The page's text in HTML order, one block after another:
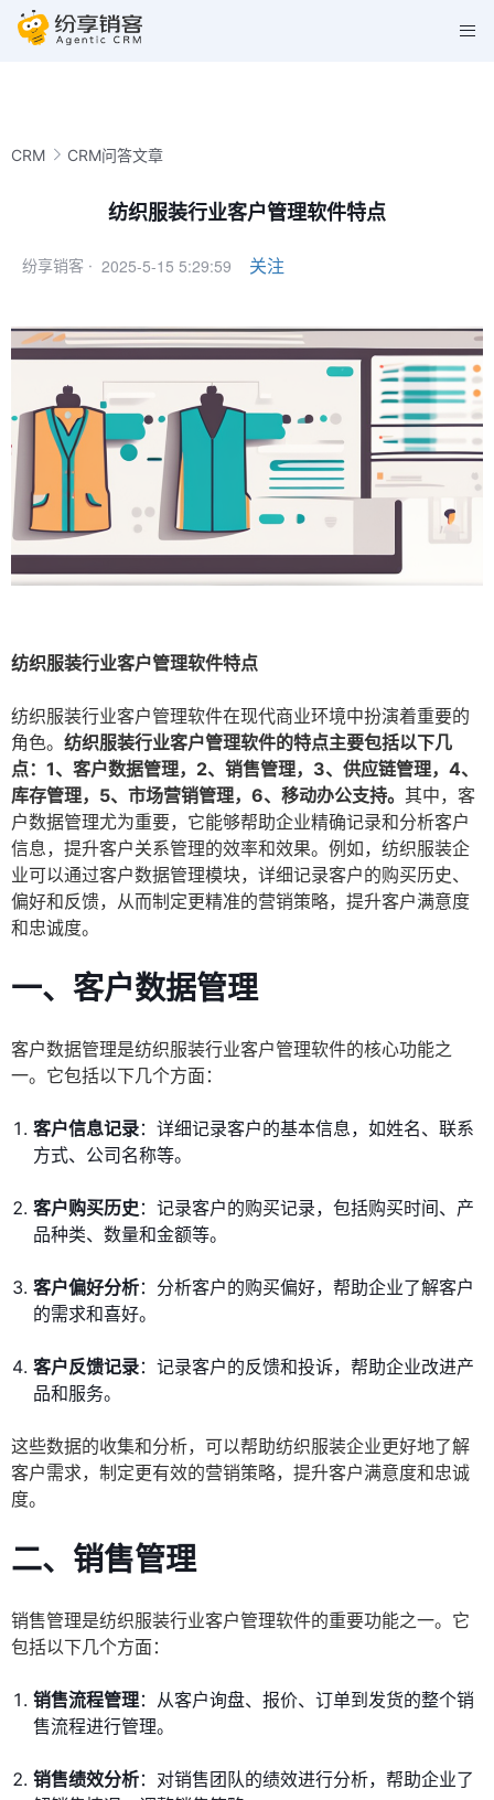
CRM CRM问答文章
纺织服装行业客户管理软件特点
纷享销客 · 2025-5-15 5:29:59 关注
纺织服装行业客户管理软件特点
纺织服装行业客户管理软件在现代商业环境中扮演着重要的
角色。 纺织服装行业客户管理软件的特点主要包括以下几
点：1、客户数据管理，2、销售管理，3、供应链管理，4、
库存管理，5、市场营销管理，6、移动办公支持。 其中，客
户数据管理尤为重要，它能够帮助企业精确记录和分析客户
信息，提升客户关系管理的效率和效果。例如，纺织服装企
业可以通过客户数据管理模块，详细记录客户的购买历史、
偏好和反馈，从而制定更精准的营销策略，提升客户满意度
和忠诚度。
一、客户数据管理
客户数据管理是纺织服装行业客户管理软件的核心功能之
一。它包括以下几个方面：
客户信息记录：详细记录客户的基本信息，如姓名、联系
方式、公司名称等。
客户购买历史 ：记录客户的购买记录，包括购买时间、产
品种类、数量和金额等。
客户偏好分析：分析客户的购买偏好，帮助企业了解客户
的需求和喜好。
客户反馈记录：记录客户的反馈和投诉，帮助企业改进产
品和服务。
这些数据的收集和分析，可以帮助纺织服装企业更好地了解
客户需求，制定更有效的营销策略，提升客户满意度和忠诚
度。
二、销售管理
销售管理是纺织服装行业客户管理软件的重要功能之一。它
包括以下几个方面：
销售流程管理：从客户询盘、报价、订单到发货的整个销
售流程进行管理。
销售绩效分析：对销售团队的绩效进行分析，帮助企业了